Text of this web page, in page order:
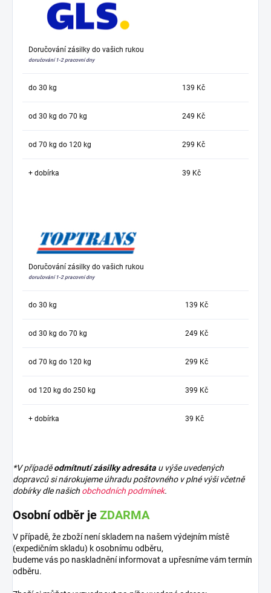
Doručování zásilky do vašich rukou
doručování 1-2 pracovní dny
do 30 kg 139 Kč
od 30 kg do 70 kg 249 Kč
od 70 kg do 120 kg 299 Kč
+ dobírka 39 Kč
Doručování zásilky do vašich rukou
doručování 1-2 pracovní dny
do 30 kg 139 Kč
od 30 kg do 70 kg 249 Kč
od 70 kg do 120 kg 299 Kč
od 120 kg do 250 kg 399 Kč
+ dobírka 39 Kč
*V případěodmítnutí zásilky adresáta u výše uvedených
dopravců si nárokujeme úhradu poštovného v plné výši včetně
dobírky dle našich obchodních podmínek.
Osobní odběr je ZDARMA
V případě, že zboží není skladem na našem výdejním místě
(expedičním skladu) k osobnímu odběru,
budeme vás po naskladnění informovat a upřesníme vám termín
odběru.